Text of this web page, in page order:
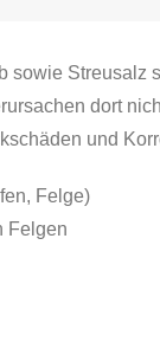
sowie Streusalz
dort
und
Felge)
Felgen